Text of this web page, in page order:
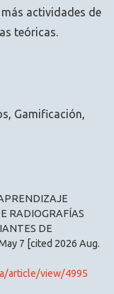
Gamificación
RADIOGRAFÍAS
DE
7 [cited 2026 Aug.
article/view/4995
actividades de
teóricas.